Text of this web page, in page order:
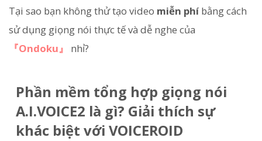
Tại sao bạn không thử tạo video miễn phíbằng cách
sử dụng giọng nói thực tế và dễ nghe của
『Ondoku』
nhỉ?
Phần mềm tổng hợp giọng nói
A.I.VOICE2 là gì? Giải thích sự
khác biệt với VOICEROID